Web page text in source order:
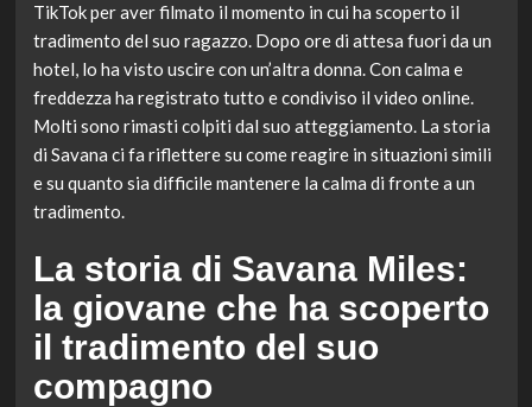
TikTok per aver filmato il momento in cui ha scoperto il
tradimento del suo ragazzo. Dopo ore di attesa fuori da un
hotel, lo ha visto uscire con un’altra donna. Con calma e
freddezza ha registrato tutto e condiviso il video online.
Molti sono rimasti colpiti dal suo atteggiamento. La storia
di Savana ci fa riflettere su come reagire in situazioni simili
e su quanto sia difficile mantenere la calma di fronte a un
tradimento.
La storia di Savana Miles:
la giovane che ha scoperto
il tradimento del suo
compagno